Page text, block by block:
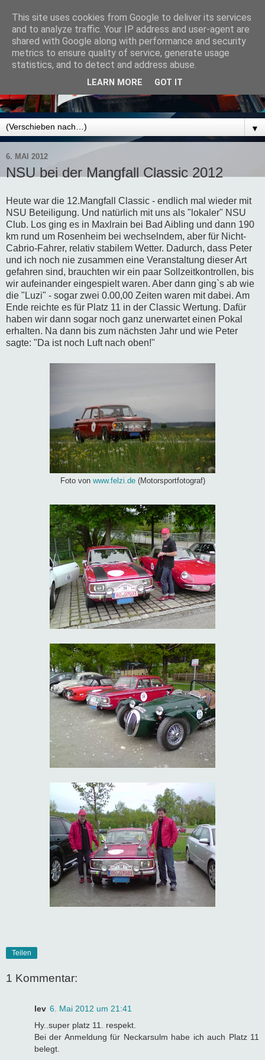
▼
6. MAI 2012
NSU bei der Mangfall Classic 2012
Heute war die 12.Mangfall Classic - endlich mal wieder mit
NSU Beteiligung. Und natürlich mit uns als "lokaler" NSU
Club. Los ging es in Maxlrain bei Bad Aibling und dann 190
km rund um Rosenheim bei wechselndem, aber für Nicht-
Cabrio-Fahrer, relativ stabilem Wetter. Dadurch, dass Peter
und ich noch nie zusammen eine Veranstaltung dieser Art
gefahren sind, brauchten wir ein paar Sollzeitkontrollen, bis
wir aufeinander eingespielt waren. Aber dann ging`s ab wie
die "Luzi" - sogar zwei 0.00,00 Zeiten waren mit dabei. Am
Ende reichte es für Platz 11 in der Classic Wertung. Dafür
haben wir dann sogar noch ganz unerwartet einen Pokal
erhalten. Na dann bis zum nächsten Jahr und wie Peter
sagte: "Da ist noch Luft nach oben!"
Foto von www.felzi.de(Motorsportfotograf)
Teilen
1 Kommentar:
lev 6. Mai 2012 um 21:41
Hy..super platz 11. respekt.
Bei der Anmeldung für Neckarsulm habe ich auch Platz 11
belegt.
This site uses cookies from Google to deliver its services
and to analyze traffic. Your IP address and user-agent are
shared with Google along with performance and security
metrics to ensure quality of service, generate usage
statistics, and to detect and address abuse.
LEARN MORE GOT IT